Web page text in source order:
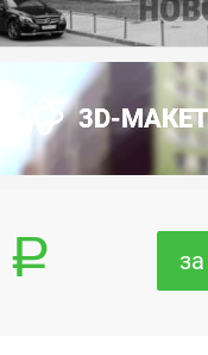
3D-